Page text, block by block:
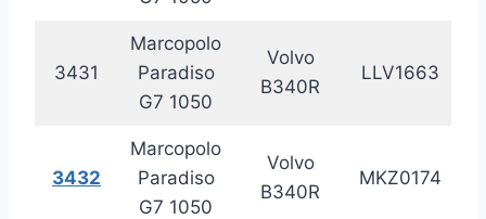
3431
Marcopolo
Paradiso
G7 1050
Volvo
B340R
LLV1663
3432
Marcopolo
Paradiso
G7 1050
Volvo
B340R
MKZ0174